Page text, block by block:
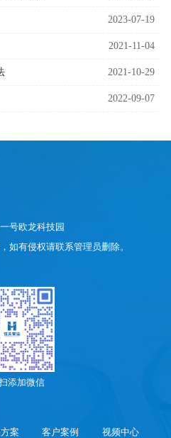
2023-07-19
2021-11-04
2021-10-29
2022-09-07
号欧龙科技园
如有侵权请联系管理员删除。
添加微信
案 客户案例 视频中心